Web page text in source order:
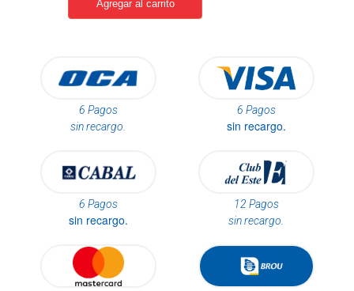
6 Pagos
sin recargo.
6 Pagos
sin recargo.
6 Pagos
sin recargo.
12 Pagos
sin recargo.